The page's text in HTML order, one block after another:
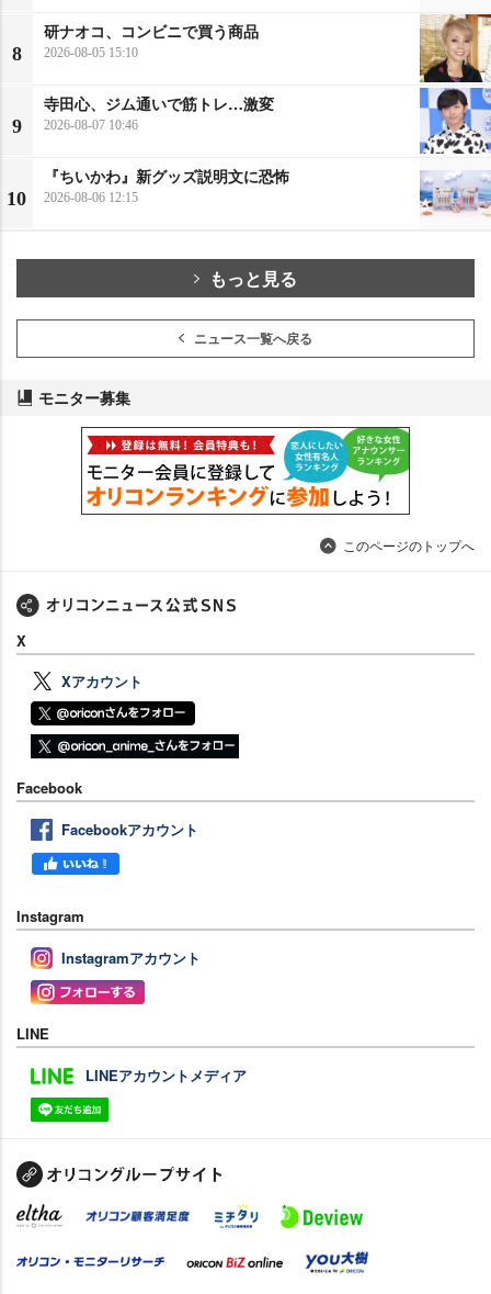
8
研ナオコ、コンビニで買う商品
2026-08-05 15:10
9
寺田心、ジム通いで筋トレ…激変
2026-08-07 10:46
10
『ちいかわ』新グッズ説明文に恐怖
2026-08-06 12:15
もっと見る
ニュース一覧へ戻る
モニター募集
このページのトップへ
X
Xアカウント
Facebook
Facebookアカウント
Instagram
Instagramアカウント
LINE
LINEアカウントメディア